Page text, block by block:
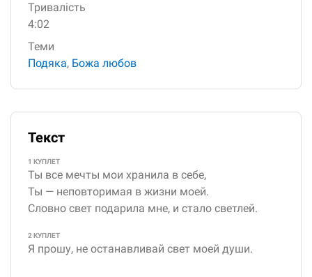
Тривалість
4:02
Теми
Подяка, Божа любов
Текст
1 КУПЛЕТ
Ты все мечты мои хранила в себе,
Ты — неповторимая в жизни моей.
Словно свет подарила мне, и стало светлей.
2 КУПЛЕТ
Я прошу, не останавливай свет моей души.